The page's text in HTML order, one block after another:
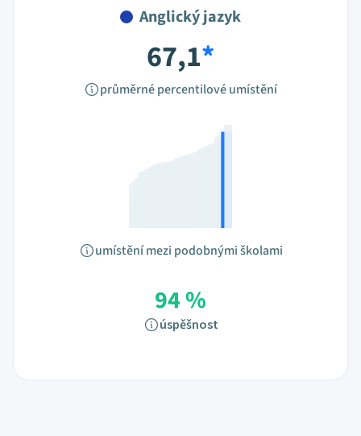
Anglický jazyk
67,1*
průměrné percentilové umístění
umístění mezi podobnými školami
94 %
úspěšnost